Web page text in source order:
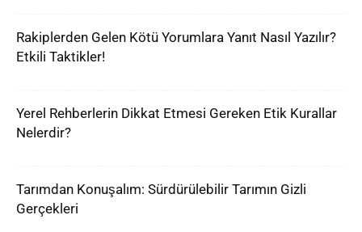
Rakiplerden Gelen Kötü Yorumlara Yanıt Nasıl Yazılır?
Etkili Taktikler!
Yerel Rehberlerin Dikkat Etmesi Gereken Etik Kurallar
Nelerdir?
Tarımdan Konuşalım: Sürdürülebilir Tarımın Gizli
Gerçekleri